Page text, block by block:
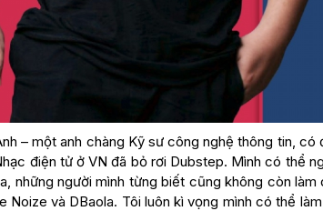
– một anh chàng Kỹ sư công nghệ thông tin,
điện tử ở VN đã bỏ rơi Dubstep. Mình có thể
những người mình từng biết cũng không còn
Noize và DBaola. Tôi luôn kì vọng mình có thể